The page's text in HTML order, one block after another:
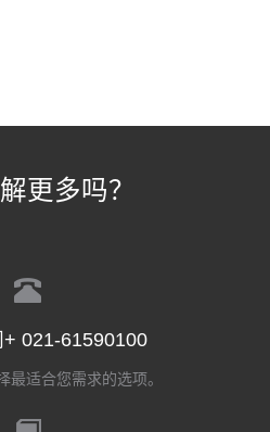
更多吗？
021-61590100
最适合您需求的选项。